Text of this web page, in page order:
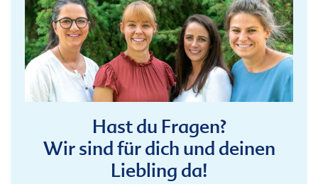
Hast du Fragen?
Wir sind für dich und deinen
Liebling da!